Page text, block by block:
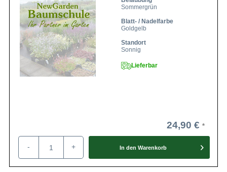
Sommergrün
Blatt- / Nadelfarbe
Goldgelb
Standort
Sonnig
Lieferbar
24,90 €
- + In den Warenkorb